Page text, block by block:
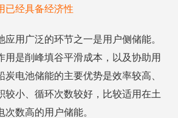
已经具备经济性
应用广泛的环节之一是用户侧储能。
用是削峰填谷平滑成本，以及协助用
炭电池储能的主要优势是效率较高、
较小、循环次数较好，比较适用在土
数高的用户储能。